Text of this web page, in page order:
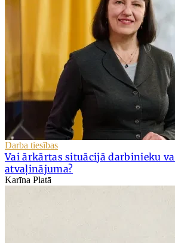
Darba tiesības
Vai ārkārtas situācijā darbinieku
atvaļinājuma?
Karīna Platā